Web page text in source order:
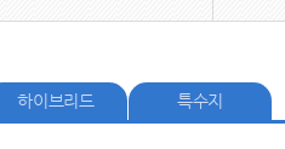
하이브리드 특수지